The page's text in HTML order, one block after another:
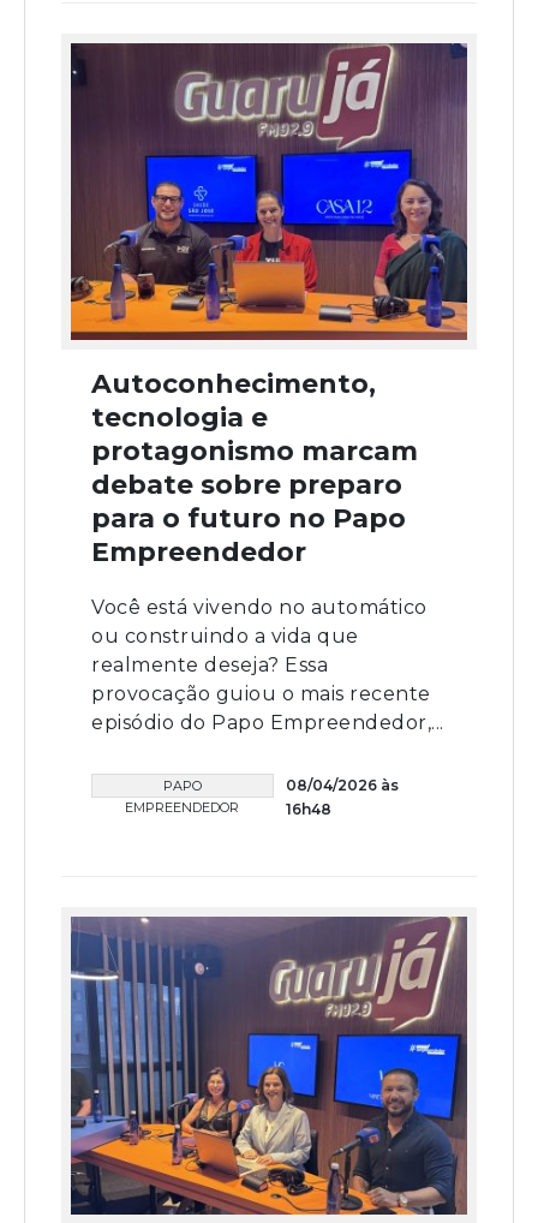
Autoconhecimento,
tecnologia e
protagonismo marcam
debate sobre preparo
para o futuro no Papo
Empreendedor
Você está vivendo no automático
ou construindo a vida que
realmente deseja? Essa
provocação guiou o mais recente
episódio do Papo Empreendedor,...
PAPO
EMPREENDEDOR
08/04/2026 às
16h48